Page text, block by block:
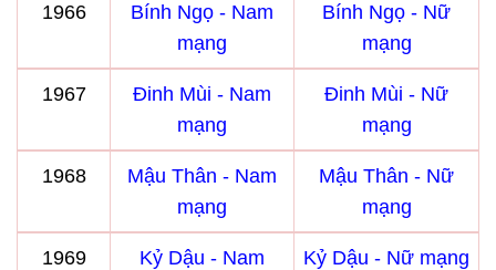
1966
Bính Ngọ - Nam
mạng
Bính Ngọ - Nữ
mạng
1967
Đinh Mùi - Nam
mạng
Đinh Mùi - Nữ
mạng
1968
Mậu Thân - Nam
mạng
Mậu Thân - Nữ
mạng
1969 Kỷ Dậu - Nam Kỷ Dậu - Nữ mạng